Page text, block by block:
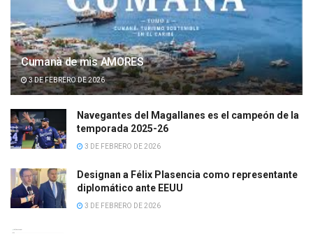
Cumanà de mis AMORES
3 DE FEBRERO DE 2026
Navegantes del Magallanes es el campeón de la
temporada 2025-26
3 DE FEBRERO DE 2026
Designan a Félix Plasencia como representante
diplomático ante EEUU
3 DE FEBRERO DE 2026